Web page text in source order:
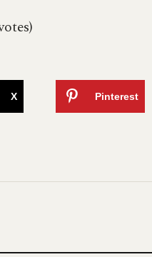
X Pinterest